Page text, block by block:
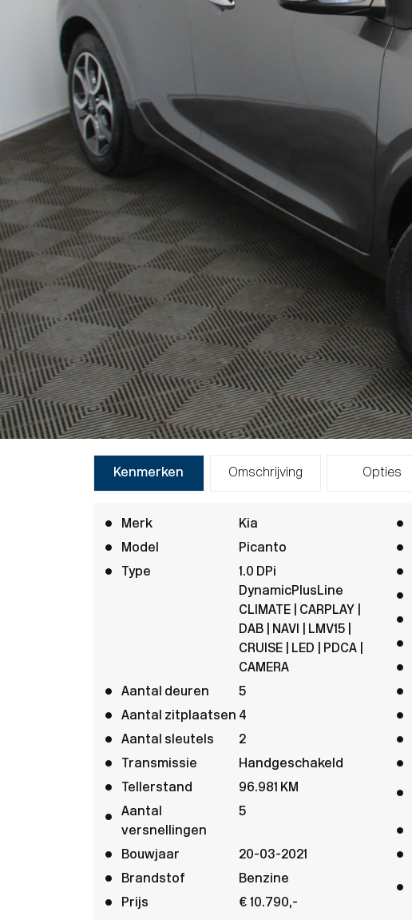
Kenmerken Omschrijving Opties
Merk
Kia
Model
Picanto
Type
1.0 DPi
DynamicPlusLine
CLIMATE | CARPLAY |
DAB | NAVI | LMV15 |
CRUISE | LED | PDCA |
CAMERA
Aantal deuren
5
Aantal zitplaatsen 4
Aantal sleutels
2
Transmissie
Handgeschakeld
Tellerstand
96.981 KM
Aantal
versnellingen
5
Bouwjaar
20-03-2021
Brandstof
Benzine
Prijs
€ 10.790,-